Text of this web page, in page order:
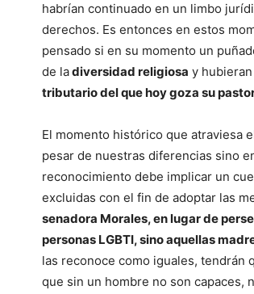
habrían continuado en un limbo
derechos. Es entonces en estos
pensado si en su momento un
de ladiversidad religiosa y
tributario del que hoy goza su
El momento histórico que atraviesa
pesar de nuestras diferencias sino
reconocimiento debe implicar un
excluidas con el fin de adoptar las
senadora Morales, en lugar de
personas LGBTI, sino aquellas
las reconoce como iguales, tendrán
que sin un hombre no son capaces,